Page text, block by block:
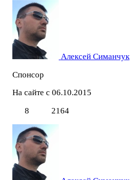
Алексей Симанчук
Спонсор
На сайте с 06.10.2015
8
2164